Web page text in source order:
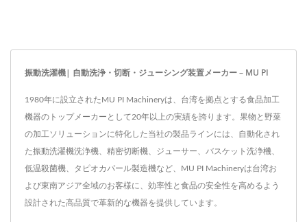
振動洗濯機| 自動洗浄・切断・ジューシング装置メーカー – MU PI
1980年に設立されたMU PI Machineryは、台湾を拠点とする食品加工
機器のトップメーカーとして20年以上の実績を誇ります。果物と野菜
の加工ソリューションに特化した当社の製品ラインには、自動化され
た振動洗濯機洗浄機、精密切断機、ジューサー、バスケット洗浄機、
低温殺菌機、タピオカパール製造機など、MU PI Machineryは台湾お
よび東南アジア全域のお客様に、効率性と食品の安全性を高めるよう
設計された高品質で革新的な機器を提供しています。